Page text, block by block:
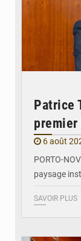
Patrice
premier
6 août
PORTO-
paysage
SAVOIR PLUS